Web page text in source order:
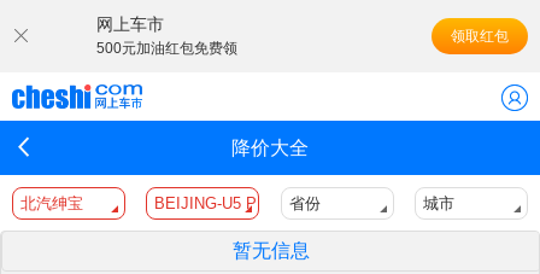
网上车市
500元加油红包免费领
领取红包
降价大全
北汽绅宝 BEIJING-U5 PLUS 省份 城市
暂无信息